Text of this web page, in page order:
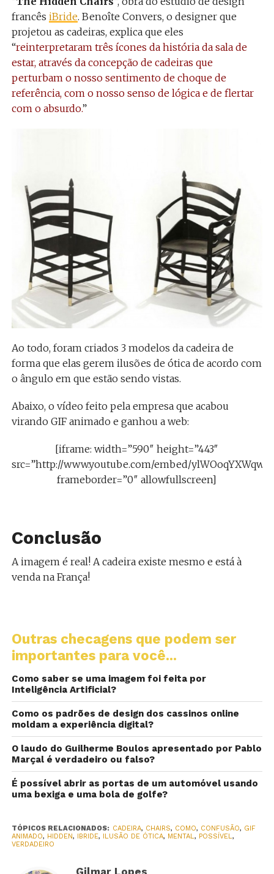
francês iBride. Benoîte Convers, o designer que
projetou as cadeiras, explica que eles
“reinterpretaram três ícones da história da sala de
estar, através da concepção de cadeiras que
perturbam o nosso sentimento de choque de
referência, com o nosso senso de lógica e de flertar
com o absurdo.”
Ao todo, foram criados 3 modelos da cadeira de
forma que elas gerem ilusões de ótica de acordo com
o ângulo em que estão sendo vistas.
Abaixo, o vídeo feito pela empresa que acabou
virando GIF animado e ganhou a web:
[iframe: width=”590″ height=”443″
src=”http://www.youtube.com/embed/ylWOoqYXWqw”
frameborder=”0″ allowfullscreen]
Conclusão
A imagem é real! A cadeira existe mesmo e está à
venda na França!
Outras checagens que podem ser
importantes para você...
Como saber se uma imagem foi feita por
Inteligência Artificial?
Como os padrões de design dos cassinos online
moldam a experiência digital?
O laudo do Guilherme Boulos apresentado por Pablo
Marçal é verdadeiro ou falso?
É possível abrir as portas de um automóvel usando
uma bexiga e uma bola de golfe?
TÓPICOS RELACIONADOS: CADEIRA, CHAIRS, COMO, CONFUSÃO, GIF
ANIMADO, HIDDEN, IBRIDE, ILUSÃO DE ÓTICA, MENTAL, POSSÍVEL,
VERDADEIRO
Gilmar Lopes